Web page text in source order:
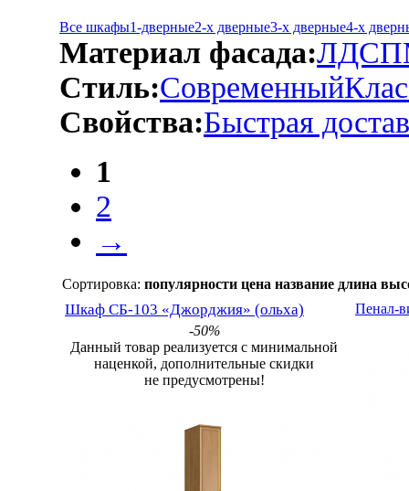
Все шкафы1-дверные2-х дверные3-х дверные4-х
Материал фасада:ЛДСП
Стиль:Современный
Свойства:Быстрая
1
2
→
Сортировка: популярности цена название длина
Шкаф СБ-103 «Джорджия» (ольха)
-50%
Данный товар реализуется с минимальной
наценкой, дополнительные скидки
не предусмотрены!
Пенал-